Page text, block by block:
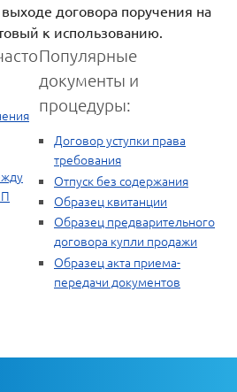
договора поручения на
к использованию.
Популярные
документы и
процедуры:
Договор уступки права
требования
Отпуск без содержания
Образец квитанции
Образец предварительного
договора купли продажи
Образец акта приема-
передачи документов